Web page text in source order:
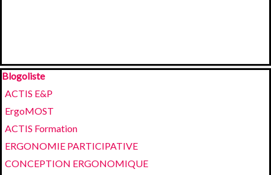
Sauter le bloc Blogoliste
Blogoliste
ACTIS E&P
ErgoMOST
ACTIS Formation
ERGONOMIE PARTICIPATIVE
CONCEPTION ERGONOMIQUE